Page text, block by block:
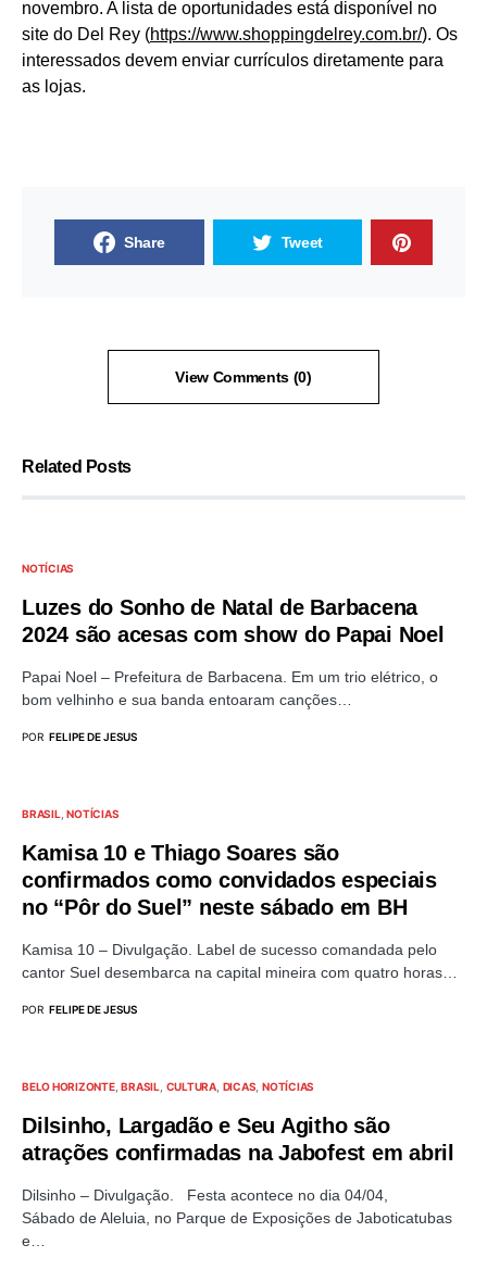
novembro. A lista de oportunidades está disponível no
site do Del Rey (https://www.shoppingdelrey.com.br/). Os
interessados devem enviar currículos diretamente para
as lojas.
Share Tweet
View Comments (0)
Related Posts
NOTÍCIAS
Luzes do Sonho de Natal de Barbacena
2024 são acesas com show do Papai Noel
Papai Noel – Prefeitura de Barbacena. Em um trio elétrico, o
bom velhinho e sua banda entoaram canções…
POR FELIPE DE JESUS
BRASIL NOTÍCIAS
Kamisa 10 e Thiago Soares são
confirmados como convidados especiais
no “Pôr do Suel” neste sábado em BH
Kamisa 10 – Divulgação. Label de sucesso comandada pelo
cantor Suel desembarca na capital mineira com quatro horas…
POR FELIPE DE JESUS
BELO HORIZONTE BRASIL CULTURA DICAS NOTÍCIAS
Dilsinho, Largadão e Seu Agitho são
atrações confirmadas na Jabofest em abril
Dilsinho – Divulgação. Festa acontece no dia 04/04,
Sábado de Aleluia, no Parque de Exposições de Jaboticatubas
e…